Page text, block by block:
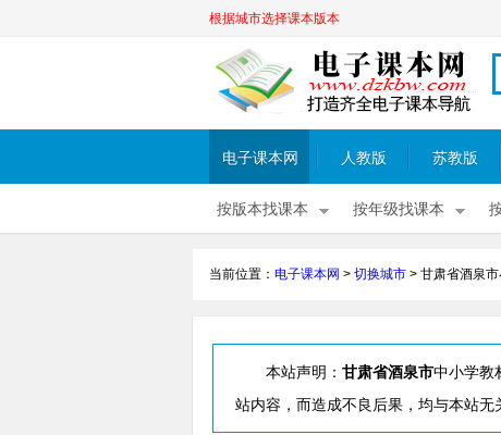
根据城市选择课本版本
电子课本网 人教版 苏教版
按版本找课本 按年级找课本
当前位置： 电子课本网 > 切换城市 > 甘肃省酒泉
本站声明： 甘肃省酒泉市中小学教
站内容，而造成不良后果，均与本站无